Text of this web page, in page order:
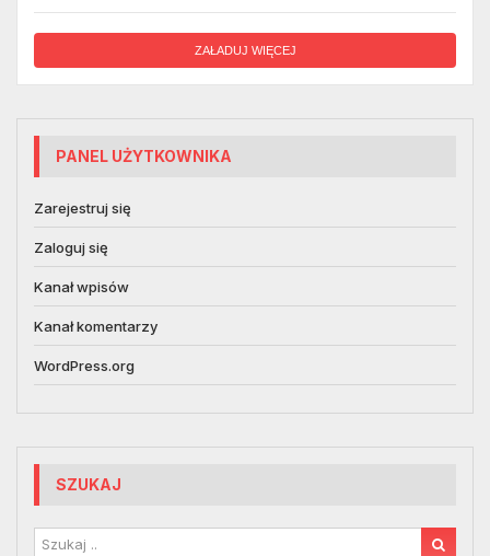
ZAŁADUJ WIĘCEJ
PANEL UŻYTKOWNIKA
Zarejestruj się
Zaloguj się
Kanał wpisów
Kanał komentarzy
WordPress.org
SZUKAJ